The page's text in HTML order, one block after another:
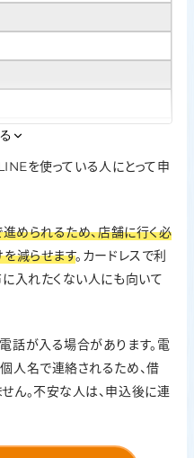
上で完結
する場合、契約日の翌日か
を使っている人にとって申
められるため、店舗に行く必
を減らせます。カードレスで利
入れたくない人にも向いて
話が入る場合があります。電
人名で連絡されるため、借
ん。不安な人は、申込後に連